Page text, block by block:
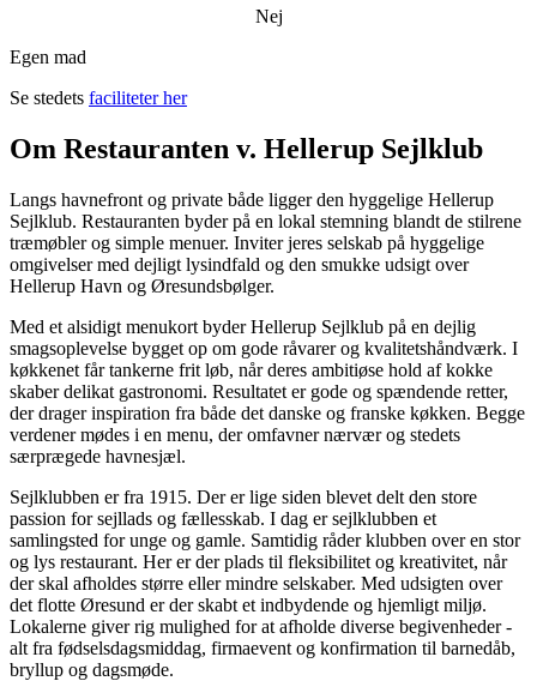
Nej
Egen mad
Se stedets faciliteter her
Om Restauranten v. Hellerup Sejlklub
Langs havnefront og private både ligger den hyggelige Hellerup
Sejlklub. Restauranten byder på en lokal stemning blandt de stilrene
træmøbler og simple menuer. Inviter jeres selskab på hyggelige
omgivelser med dejligt lysindfald og den smukke udsigt over
Hellerup Havn og Øresundsbølger.
Med et alsidigt menukort byder Hellerup Sejlklub på en dejlig
smagsoplevelse bygget op om gode råvarer og kvalitetshåndværk. I
køkkenet får tankerne frit løb, når deres ambitiøse hold af kokke
skaber delikat gastronomi. Resultatet er gode og spændende retter,
der drager inspiration fra både det danske og franske køkken. Begge
verdener mødes i en menu, der omfavner nærvær og stedets
særprægede havnesjæl.
Sejlklubben er fra 1915. Der er lige siden blevet delt den store
passion for sejllads og fællesskab. I dag er sejlklubben et
samlingsted for unge og gamle. Samtidig råder klubben over en stor
og lys restaurant. Her er der plads til fleksibilitet og kreativitet, når
der skal afholdes større eller mindre selskaber. Med udsigten over
det flotte Øresund er der skabt et indbydende og hjemligt miljø.
Lokalerne giver rig mulighed for at afholde diverse begivenheder -
alt fra fødselsdagsmiddag, firmaevent og konfirmation til barnedåb,
bryllup og dagsmøde.